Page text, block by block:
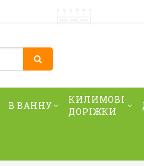
В ВАННУ
КИЛИМОВІ
ДОРІЖКИ